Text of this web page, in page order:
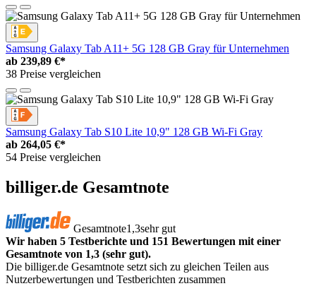
Samsung Galaxy Tab A11+ 5G 128 GB Gray für Unternehmen
ab 239,89 €*
38 Preise vergleichen
Samsung Galaxy Tab S10 Lite 10,9" 128 GB Wi-Fi Gray
ab 264,05 €*
54 Preise vergleichen
billiger.de Gesamtnote
Gesamtnote1,3sehr gut
Wir haben 5 Testberichte und 151 Bewertungen mit einer
Gesamtnote von 1,3 (sehr gut).
Die billiger.de Gesamtnote setzt sich zu gleichen Teilen aus
Nutzerbewertungen und Testberichten zusammen